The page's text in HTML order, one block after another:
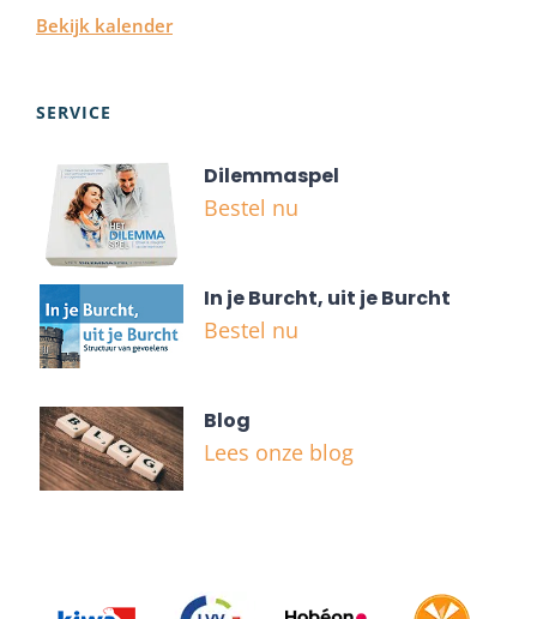
Bekijk kalender
SERVICE
Dilemmaspel
Bestel nu
In je Burcht, uit je Burcht
Bestel nu
Blog
Lees onze blog